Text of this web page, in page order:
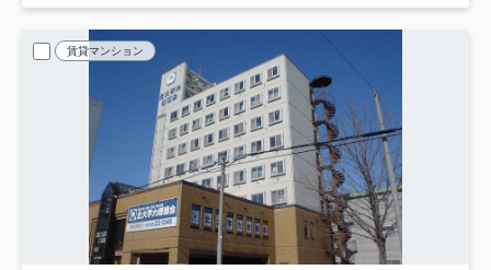
賃貸マンション